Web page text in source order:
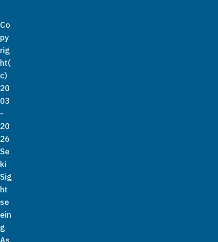
Co
py
rig
ht(
c)
20
03
-
20
26
Se
ki
Sig
ht
se
ein
g